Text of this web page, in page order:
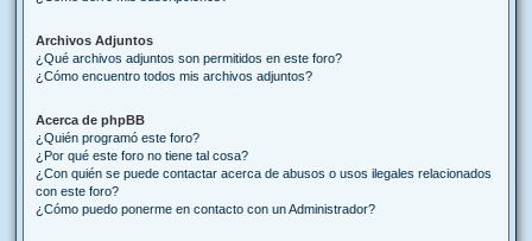
Archivos Adjuntos
¿Qué archivos adjuntos son permitidos en este foro?
¿Cómo encuentro todos mis archivos adjuntos?
Acerca de phpBB
¿Quién programó este foro?
¿Por qué este foro no tiene tal cosa?
¿Con quién se puede contactar acerca de abusos o usos ilegales relacionados
con este foro?
¿Cómo puedo ponerme en contacto con un Administrador?